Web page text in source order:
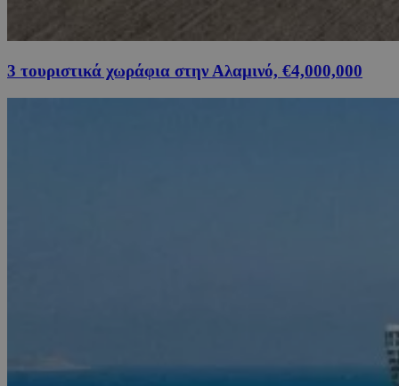
3 τουριστικά χωράφια στην Αλαμινό, €4,000,000